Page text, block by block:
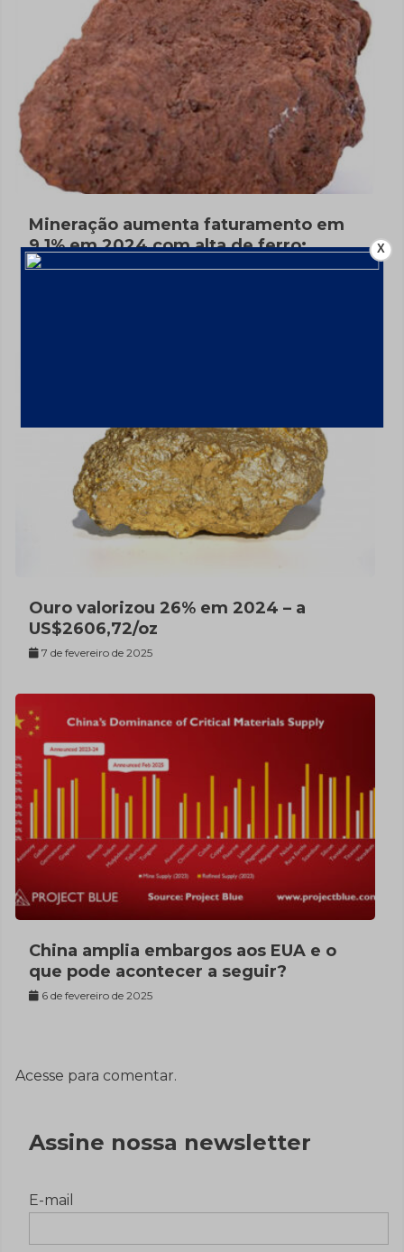
Mineração aumenta faturamento em
9,1% em 2024 com alta de ferro;
Investimentos até 2029 chegarão a
Ouro valorizou 26% em 2024 – a
US$2606,72/oz
7 de fevereiro de 2025
China amplia embargos aos EUA e o
que pode acontecer a seguir?
6 de fevereiro de 2025
Acesse para comentar.
Assine nossa newsletter
E-mail
X